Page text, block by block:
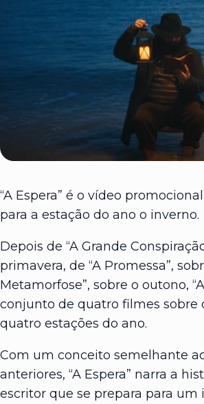
“A Espera” é o vídeo
para a estação do ano o inverno.
Depois de “A Grande
primavera, de “A Promessa”,
Metamorfose”, sobre o outono,
conjunto de quatro filmes sobre
quatro estações do ano.
Com um conceito semelhante
anteriores, “A Espera” narra a
escritor que se prepara para um